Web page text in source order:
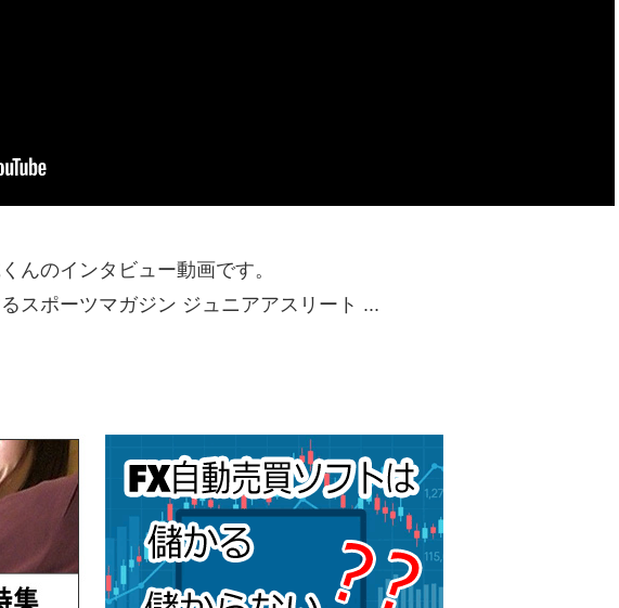
んのインタビュー動画です。
スポーツマガジン ジュニアアスリート ...